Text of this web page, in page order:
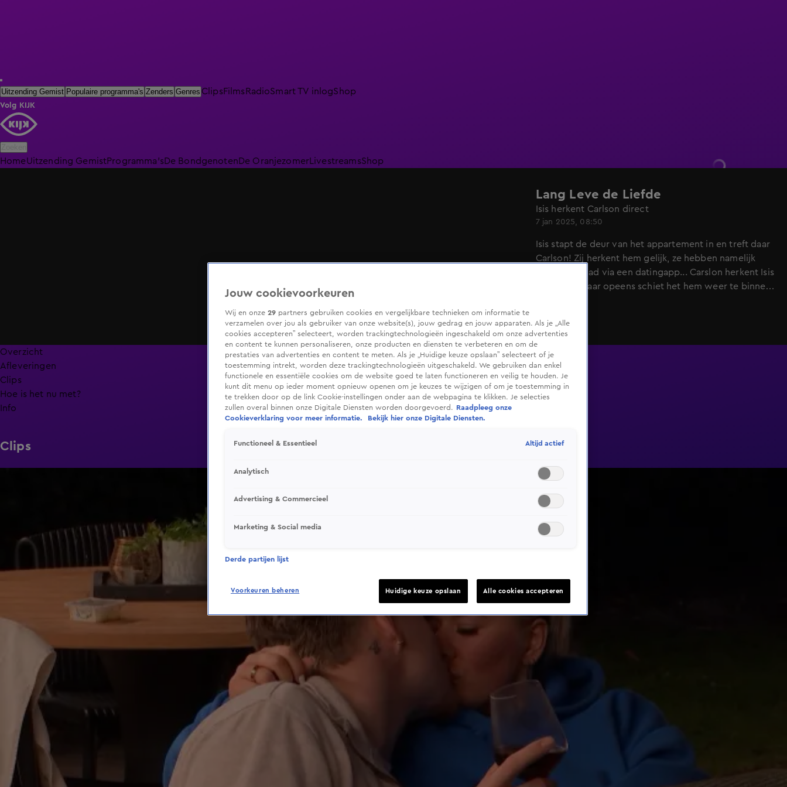
Uitzending Gemist Populaire programma's Zenders Genres ClipsFilmsRadioSmart TV inlogShop
Volg KIJK
HomeUitzending GemistProgramma'sDe BondgenotenDe Oranjezomer LivestreamsShop
Lang Leve de Liefde
Isis herkent Carlson direct
7 jan 2025, 08:50
Isis stapt de deur van het appartement in en treft daar
Carlson! Zij herkent hem gelijk, ze hebben namelijk
contact gehad via een datingapp... Carslon herkent Isis
eerst niet maar opeens schiet het hem weer te binnen.
Overzicht
Afleveringen
Clips
Hoe is het nu met?
Info
Clips
Jouw cookievoorkeuren
Wij en onze 29 partners gebruiken cookies en vergelijkbare technieken om informatie te
verzamelen over jou als gebruiker van onze website(s), jouw gedrag en jouw apparaten. Als je „Alle
cookies accepteren” selecteert, worden trackingtechnologieën ingeschakeld om onze advertenties
en content te kunnen personaliseren, onze producten en diensten te verbeteren en om de
prestaties van advertenties en content te meten. Als je „Huidige keuze opslaan” selecteert of je
toestemming intrekt, worden deze trackingtechnologieën uitgeschakeld. We gebruiken dan enkel
functionele en essentiële cookies om de website goed te laten functioneren en veilig te houden. Je
kunt dit menu op ieder moment opnieuw openen om je keuzes te wijzigen of om je toestemming in
te trekken door op de link Cookie-instellingen onder aan de webpagina te klikken. Je selecties
zullen overal binnen onze Digitale Diensten worden doorgevoerd.
Raadpleeg onze
Cookieverklaring voor meer informatie.
Bekijk hier onze Digitale Diensten.
Functioneel & Essentieel Altijd actief
Analytisch
Advertising & Commercieel
Marketing & Social media
Derde partijen lijst
Voorkeuren beheren Huidige keuze opslaan Alle cookies accepteren